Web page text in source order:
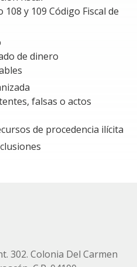
y 109 Código Fiscal de
de dinero
falsas o actos
de procedencia ilícita
302. Colonia Del Carmen